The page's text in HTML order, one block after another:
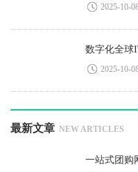
2025-10-
数字化全球
2025-10-
最新文章 NEW ARTICLES